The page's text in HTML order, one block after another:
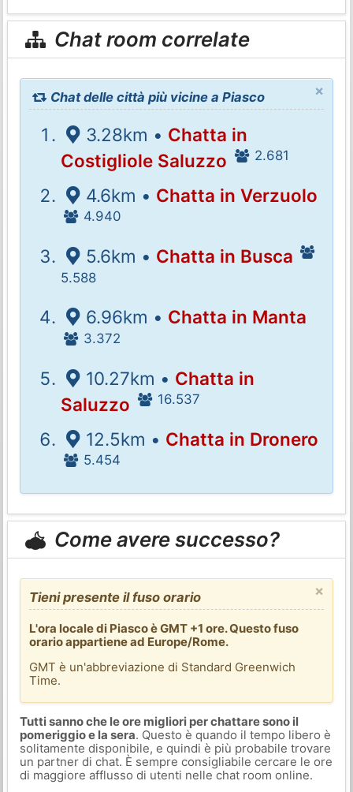
Chat room correlate
×
Chat delle città più vicine a Piasco
3.28km • Chatta in
Costigliole Saluzzo
2.681
4.6km • Chatta in Verzuolo
4.940
5.6km • Chatta in Busca
5.588
6.96km • Chatta in Manta
3.372
10.27km • Chatta in
Saluzzo
16.537
12.5km • Chatta in Dronero
5.454
Come avere successo?
×
Tieni presente il fuso orario
L'ora locale di Piasco è GMT +1 ore. Questo fuso
orario appartiene ad Europe/Rome.
GMT è un'abbreviazione di Standard Greenwich
Time.
Tutti sanno che le ore migliori per chattare sono il
pomeriggio e la sera. Questo è quando il tempo libero è
solitamente disponibile, e quindi è più probabile trovare
un partner di chat. È sempre consigliabile cercare le ore
di maggiore afflusso di utenti nelle chat room online.